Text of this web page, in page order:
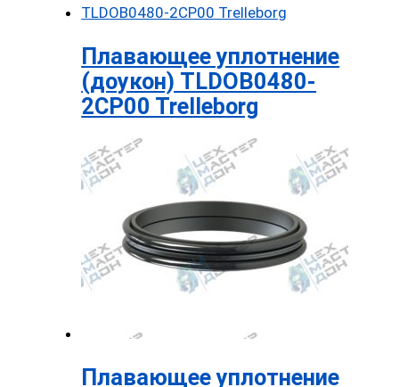
Плавающее уплотнение
(доукон) TLDOB0480-
2CP00 Trelleborg
Плавающее уплотнение